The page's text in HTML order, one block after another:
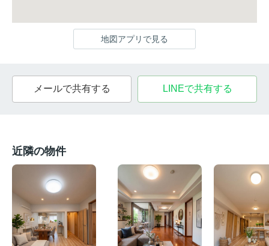
地図アプリで見る
メールで共有する LINEで共有する
近隣の物件